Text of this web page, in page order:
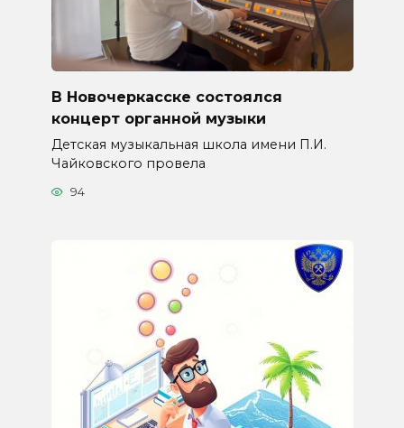
В Новочеркасске состоялся
концерт органной музыки
Детская музыкальная школа имени П.И.
Чайковского провела
94